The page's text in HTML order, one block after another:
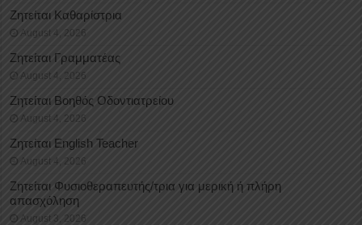
Ζητείται Καθαρίστρια
August 4, 2026
Ζητείται Γραμματέας
August 4, 2026
Ζητείται Βοηθός Οδοντιατρείου
August 4, 2026
Ζητείται English Teacher
August 4, 2026
Ζητείται Φυσιοθεραπευτής/τρια για μερική ή πλήρη
απασχόληση
August 3, 2026